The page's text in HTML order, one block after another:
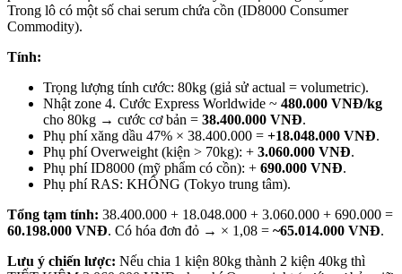
Trong lô có một số chai serum chứa cồn (ID8000 Consumer
Commodity).
Tính:
Trọng lượng tính cước: 80kg (giả sử actual = volumetric).
Nhật zone 4. Cước Express Worldwide ~ 480.000 VNĐ/kg
cho 80kg → cước cơ bản = 38.400.000 VNĐ.
Phụ phí xăng dầu 47% × 38.400.000 = +18.048.000 VNĐ.
Phụ phí Overweight (kiện > 70kg): + 3.060.000 VNĐ.
Phụ phí ID8000 (mỹ phẩm có cồn): + 690.000 VNĐ.
Phụ phí RAS: KHÔNG (Tokyo trung tâm).
Tổng tạm tính: 38.400.000 + 18.048.000 + 3.060.000 + 690.000 =
60.198.000 VNĐ. Có hóa đơn đỏ → × 1,08 = ~65.014.000 VNĐ.
Lưu ý chiến lược: Nếu chia 1 kiện 80kg thành 2 kiện 40kg thì